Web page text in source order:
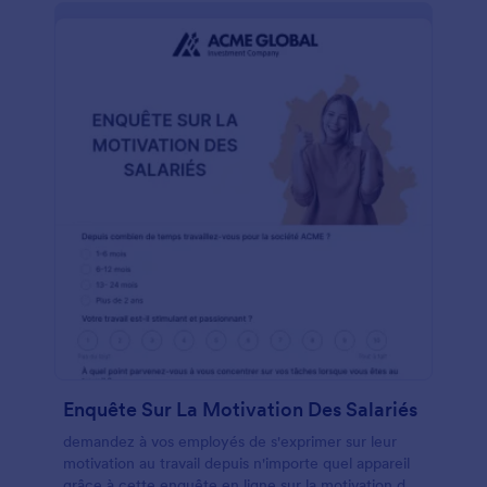
équipes.Jotform met gratuitement à votre
disposition ce modèle d'enquête sur l'engagement
semble en ajoutant, supprimant ou modifiant les
champs selon vos besoins. Adaptez les questions
pour recueillir les informations qui vous intéressent
et connectez votre formulaire à plus de 100
plateformes populaires, dont Google Drive et
fonctionnalités no code de Jotform et dites adieu
aux formulaires papier.
Enquête Sur La Motivation Des Salariés
demandez à vos employés de s'exprimer sur leur
motivation au travail depuis n'importe quel appareil